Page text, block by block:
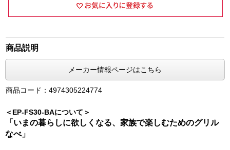
商品説明
メーカー情報ページはこちら
商品コード：4974305224774
＜EP-FS30-BAについて＞
「いまの暮らしに欲しくなる、家族で楽しむためのグリル
なべ」